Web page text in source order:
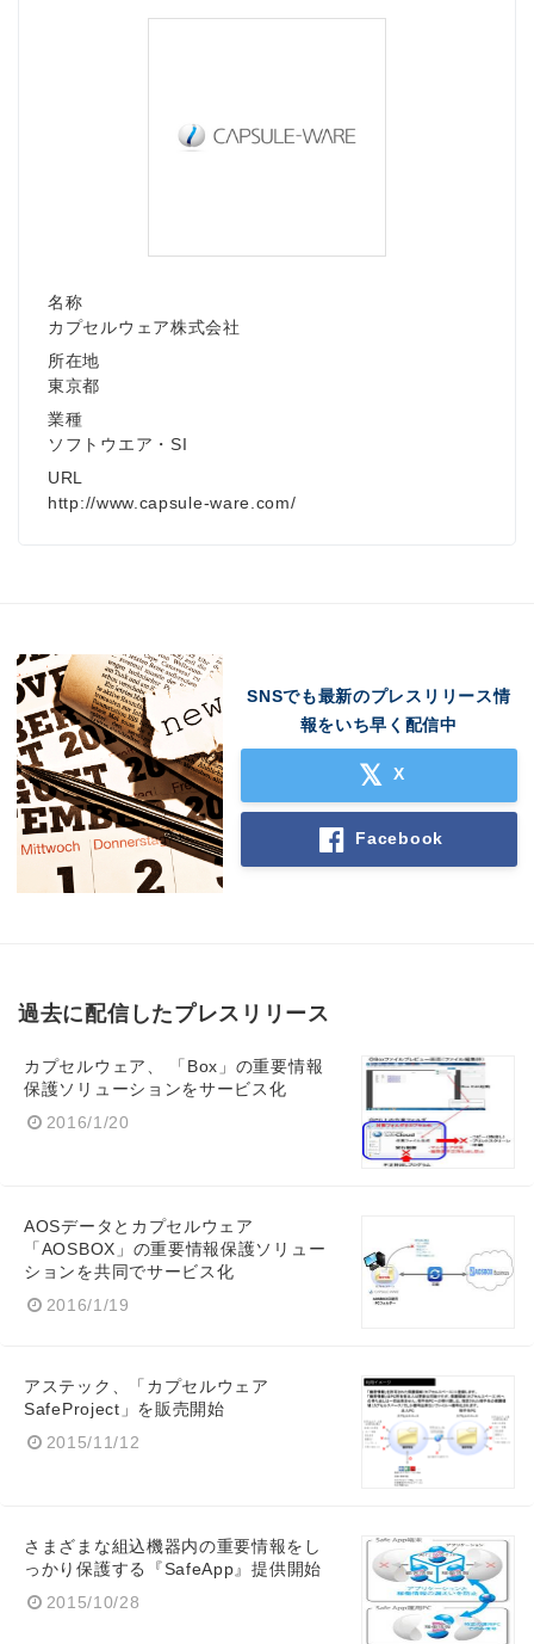
名称
カプセルウェア株式会社
所在地
東京都
業種
ソフトウエア・SI
URL
http://www.capsule-ware.com/
SNSでも最新のプレスリリース情
報をいち早く配信中
X
Facebook
過去に配信したプレスリリース
カプセルウェア、 「Box」の重要情報
保護ソリューションをサービス化
2016/1/20
AOSデータとカプセルウェア
「AOSBOX」の重要情報保護ソリュー
ションを共同でサービス化
2016/1/19
アステック、「カプセルウェア
SafeProject」を販売開始
2015/11/12
さまざまな組込機器内の重要情報をし
っかり保護する『SafeApp』提供開始
2015/10/28
Japanese